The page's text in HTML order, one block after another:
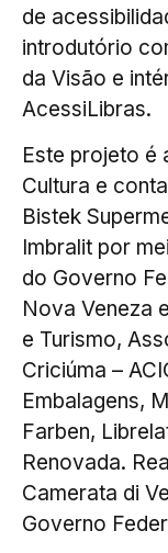
de
introdutório
da Visão e
AcessiLibras.
Este projeto é
Cultura e
Bistek
Imbralit por
do Governo
Nova Veneza
e Turismo,
Criciúma –
Embalagens,
Farben,
Renovada.
Camerata di
Governo